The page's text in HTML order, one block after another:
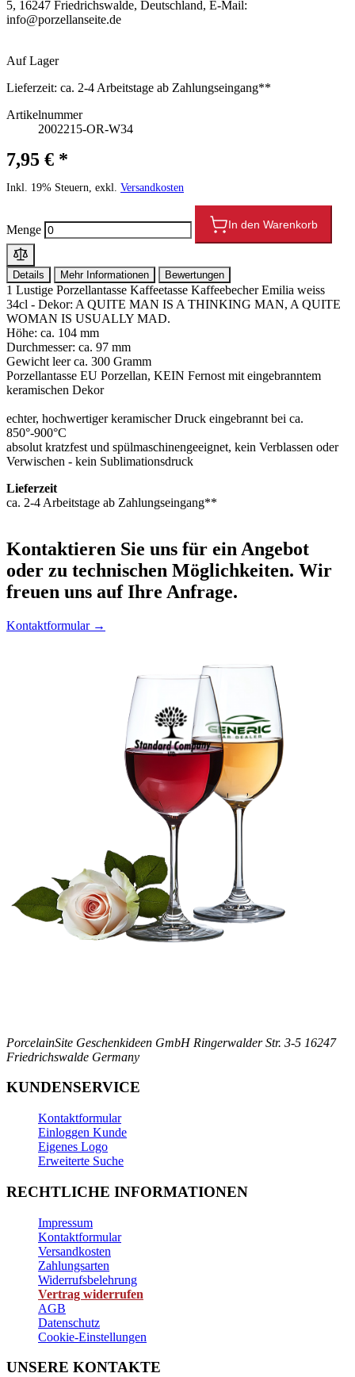
5, 16247 Friedrichswalde, Deutschland, E-Mail:
info@porzellanseite.de
Auf Lager
Lieferzeit: ca. 2-4 Arbeitstage ab Zahlungseingang**
Artikelnummer
2002215-OR-W34
7,95 € *
Inkl. 19% Steuern, exkl. Versandkosten
Menge In den Warenkorb
Details Mehr Informationen Bewertungen
1 Lustige Porzellantasse Kaffeetasse Kaffeebecher Emilia weiss
34cl - Dekor: A QUITE MAN IS A THINKING MAN, A QUITE
WOMAN IS USUALLY MAD.
Höhe: ca. 104 mm
Durchmesser: ca. 97 mm
Gewicht leer ca. 300 Gramm
Porzellantasse EU Porzellan, KEIN Fernost mit eingebranntem
keramischen Dekor
echter, hochwertiger keramischer Druck eingebrannt bei ca.
850°-900°C
absolut kratzfest und spülmaschinengeeignet, kein Verblassen oder
Verwischen - kein Sublimationsdruck
Lieferzeit
ca. 2-4 Arbeitstage ab Zahlungseingang**
Kontaktieren Sie uns für ein Angebot
oder zu technischen Möglichkeiten. Wir
freuen uns auf Ihre Anfrage.
Kontaktformular →
PorcelainSite Geschenkideen GmbH Ringerwalder Str. 3-5 16247
Friedrichswalde Germany
KUNDENSERVICE
Kontaktformular
Einloggen Kunde
Eigenes Logo
Erweiterte Suche
RECHTLICHE INFORMATIONEN
Impressum
Kontaktformular
Versandkosten
Zahlungsarten
Widerrufsbelehrung
Vertrag widerrufen
AGB
Datenschutz
Cookie-Einstellungen
UNSERE KONTAKTE